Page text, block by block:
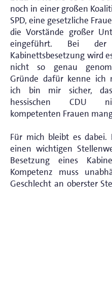
noch in einer großen
SPD, eine gesetzliche
die Vorstände großer
eingeführt. Bei der
Kabinettsbesetzung wird
nicht so genau
Gründe dafür kenne ich
ich bin mir sicher,
hessischen CDU
kompetenten Frauen
Für mich bleibt es dabei.
einen wichtigen
Besetzung eines
Kompetenz muss
Geschlecht an oberster